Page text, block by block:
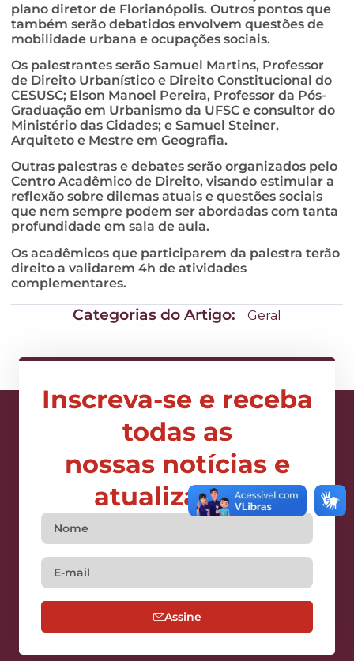
plano diretor de Florianópolis. Outros pontos que
também serão debatidos envolvem questões de
mobilidade urbana e ocupações sociais.
Os palestrantes serão Samuel Martins, Professor
de Direito Urbanístico e Direito Constitucional do
CESUSC; Elson Manoel Pereira, Professor da Pós-
Graduação em Urbanismo da UFSC e consultor do
Ministério das Cidades; e Samuel Steiner,
Arquiteto e Mestre em Geografia.
Outras palestras e debates serão organizados pelo
Centro Acadêmico de Direito, visando estimular a
reflexão sobre dilemas atuais e questões sociais
que nem sempre podem ser abordadas com tanta
profundidade em sala de aula.
Os acadêmicos que participarem da palestra terão
direito a validarem 4h de atividades
complementares.
Categorias do Artigo: Geral
Inscreva-se e receba
todas as
nossas notícias e
atualizações
Assine